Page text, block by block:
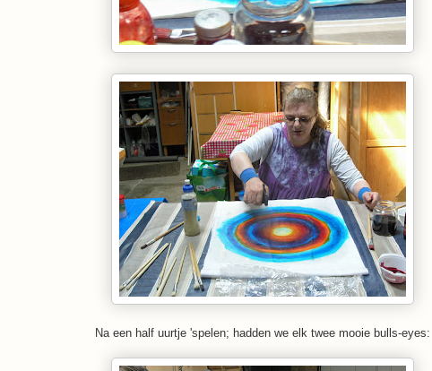
Na een half uurtje 'spelen; hadden we elk twee mooie bulls-eyes: